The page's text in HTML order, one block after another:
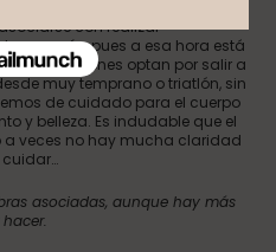
con realizar
energía, pues a esa hora está
hay quienes optan por salir a
muy temprano o triatlón, sin
de cuidado para el cuerpo
y belleza. Es indudable que el
a veces no hay mucha claridad
asociadas, aunque hay más